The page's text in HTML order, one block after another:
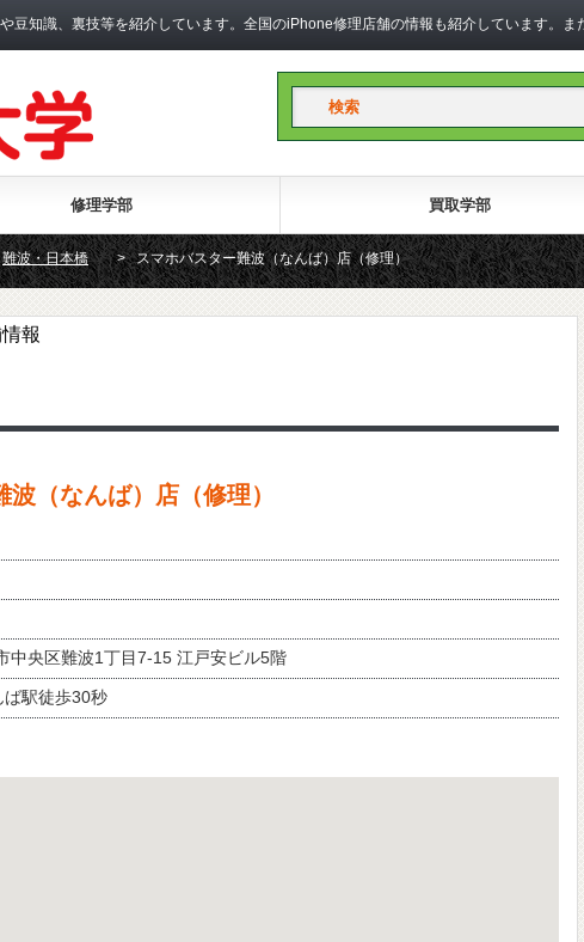
知識、裏技等を紹介しています。全国のiPhone修理店舗の情報も紹介しています。ま
修理学部 買取学部
難波・日本橋 > スマホバスター難波（なんば）店（修理）
報
（なんば）店（修理）
中央区難波1丁目7-15 江戸安ビル5階
ば駅徒歩30秒